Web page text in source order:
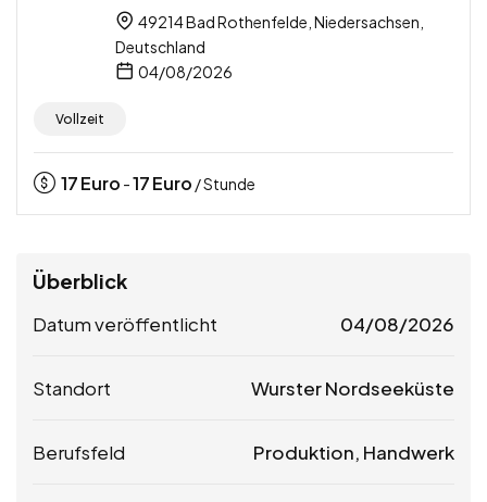
49214 Bad Rothenfelde, Niedersachsen,
Deutschland
04/08/2026
Vollzeit
17Euro -17Euro / Stunde
Überblick
Datum veröffentlicht 04/08/2026
Standort Wurster Nordseeküste
Berufsfeld Produktion, Handwerk